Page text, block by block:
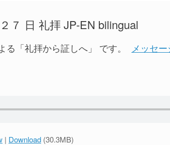
７ 日 礼拝 JP-EN bilingual
る「礼拝から証しへ」 です。 メッセ
| Download (30.3MB)